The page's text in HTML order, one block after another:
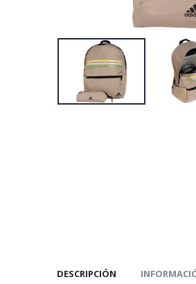
DESCRIPCIÓN